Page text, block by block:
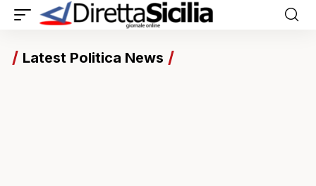
Latest Politica News